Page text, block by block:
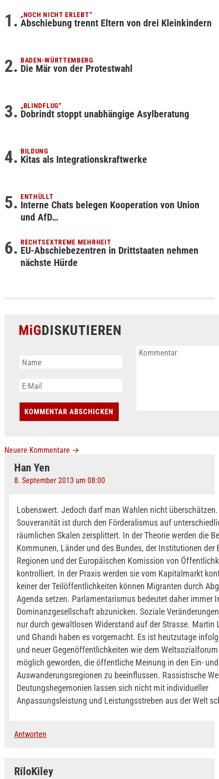
„NOCH NICHT ERLEBT“
Abschiebung trennt Eltern von drei Kleinkindern
BADEN-WÜRTTEMBERG
Die Mär von der Protestwahl
„BLINDFLUG“
Dobrindt stoppt unabhängige Asylberatung
BILDUNG
Kitas als Integrationskraftwerke
ENTHÜLLT
Interne Chats belegen Kooperation von Union
und AfD…
RECHTSEXTREME MEHRHEIT
EU-Abschiebezentren in Drittstaaten nehmen
nächste Hürde
MiGDISKUTIEREN
Neuere Kommentare →
Han Yen
8. September 2013 um 08:00
Lobenswert. Jedoch darf man Wahlen nicht überschätzen.
Souveranität ist durch den Förderalismus auf
räumlichen Skalen zersplittert. In der Theorie werden die
Kommunen, Länder und des Bundes, der Institutionen der
Regionen und der Europäischen Komission von
kontrolliert. In der Praxis werden sie vom Kapitalmarkt
keiner der Teilöffentlichkeiten können Migranten durch
Agenda setzen. Parlamentarismus bedeutet daher immer
Dominanzgesellschaft abzunicken. Soziale
nur durch gewaltlosen Widerstand auf der Strasse. Martin
und Ghandi haben es vorgemacht. Es ist heutzutage
und neuer Gegenöffentlichkeiten wie dem
möglich geworden, die öffentliche Meinung in den Ein- und
Auswanderungsregionen zu beeinflussen. Rassistische
Deutungshegemonien lassen sich nicht mit individueller
Anpassungsleistung und Leistungsstreben aus der Welt
Antworten
RiloKiley